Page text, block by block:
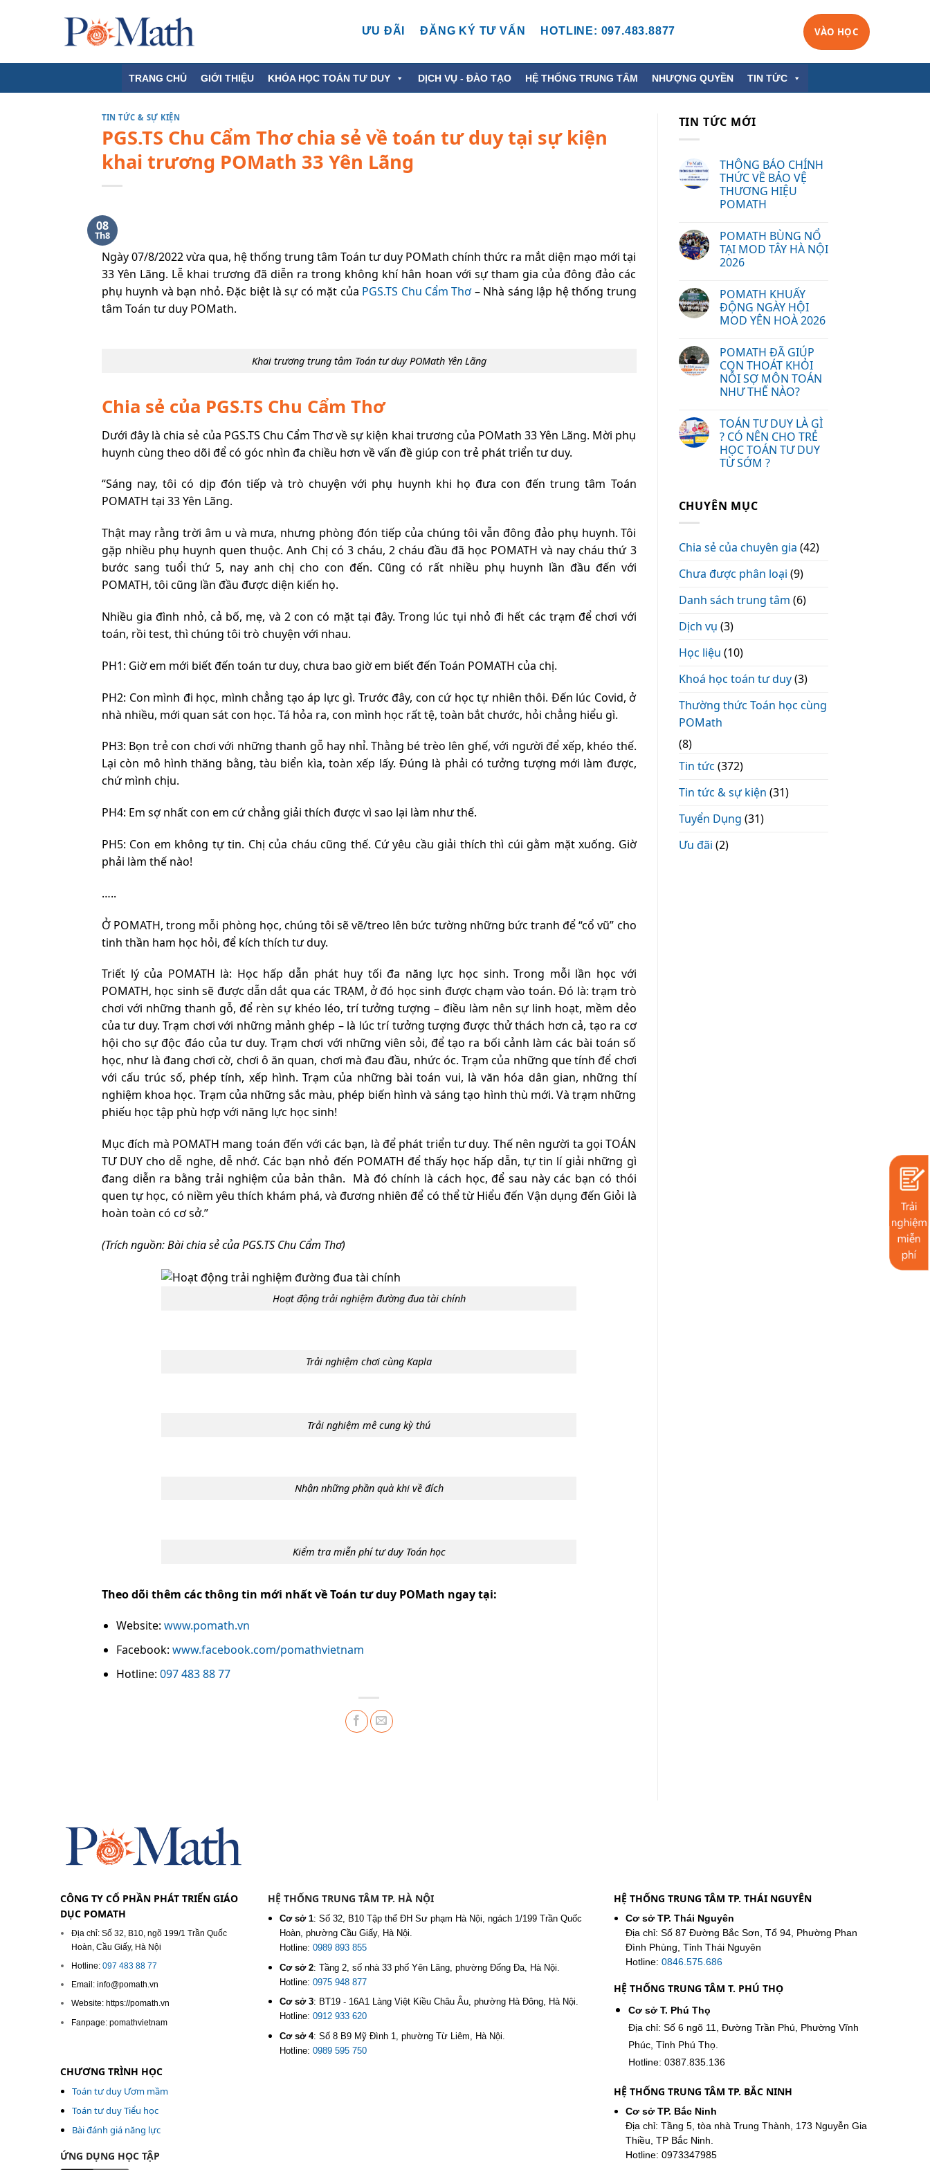
ƯU ĐÃI ĐĂNG KÝ TƯ VẤN HOTLINE: 097.483.8877 VÀO HỌC
TRANG CHỦ GIỚI THIỆU KHÓA HỌC TOÁN TƯ DUY DỊCH VỤ - ĐÀO TẠO HỆ THỐNG TRUNG TÂM NHƯỢNG QUYỀN TIN TỨC
TIN TỨC & SỰ KIỆN
PGS.TS Chu Cẩm Thơ chia sẻ về toán tư duy tại sự kiện
khai trương POMath 33 Yên Lãng
08
Th8
Ngày 07/8/2022 vừa qua, hệ thống trung tâm Toán tư duy POMath chính thức ra mắt diện mạo mới tại
33 Yên Lãng. Lễ khai trương đã diễn ra trong không khí hân hoan với sự tham gia của đông đảo các
phụ huynh và bạn nhỏ. Đặc biệt là sự có mặt của PGS.TS Chu Cẩm Thơ– Nhà sáng lập hệ thống trung
tâm Toán tư duy POMath.
Khai trương trung tâm Toán tư duy POMath Yên Lãng
Chia sẻ của PGS.TS Chu Cẩm Thơ
Dưới đây là chia sẻ của PGS.TS Chu Cẩm Thơ về sự kiện khai trương của POMath 33 Yên Lãng. Mời phụ
huynh cùng theo dõi để có góc nhìn đa chiều hơn về vấn đề giúp con trẻ phát triển tư duy.
“Sáng nay, tôi có dịp đón tiếp và trò chuyện với phụ huynh khi họ đưa con đến trung tâm Toán
POMATH tại 33 Yên Lãng.
Thật may rằng trời âm u và mưa, nhưng phòng đón tiếp của chúng tôi vẫn đông đảo phụ huynh. Tôi
gặp nhiều phụ huynh quen thuộc. Anh Chị có 3 cháu, 2 cháu đầu đã học POMATH và nay cháu thứ 3
bước sang tuổi thứ 5, nay anh chị cho con đến. Cũng có rất nhiều phụ huynh lần đầu đến với
POMATH, tôi cũng lần đầu được diện kiến họ.
Nhiều gia đình nhỏ, cả bố, mẹ, và 2 con có mặt tại đây. Trong lúc tụi nhỏ đi hết các trạm để chơi với
toán, rồi test, thì chúng tôi trò chuyện với nhau.
PH1: Giờ em mới biết đến toán tư duy, chưa bao giờ em biết đến Toán POMATH của chị.
PH2: Con mình đi học, mình chẳng tạo áp lực gì. Trước đây, con cứ học tự nhiên thôi. Đến lúc Covid, ở
nhà nhiều, mới quan sát con học. Tá hỏa ra, con mình học rất tệ, toàn bắt chước, hỏi chẳng hiểu gì.
PH3: Bọn trẻ con chơi với những thanh gỗ hay nhỉ. Thằng bé trèo lên ghế, với người để xếp, khéo thế.
Lại còn mô hình thăng bằng, tàu biển kìa, toàn xếp lấy. Đúng là phải có tưởng tượng mới làm được,
chứ mình chịu.
PH4: Em sợ nhất con em cứ chẳng giải thích được vì sao lại làm như thế.
PH5: Con em không tự tin. Chị của cháu cũng thế. Cứ yêu cầu giải thích thì cúi gằm mặt xuống. Giờ
phải làm thế nào!
…..
Ở POMATH, trong mỗi phòng học, chúng tôi sẽ vẽ/treo lên bức tường những bức tranh để “cổ vũ” cho
tinh thần ham học hỏi, để kích thích tư duy.
Triết lý của POMATH là: Học hấp dẫn phát huy tối đa năng lực học sinh. Trong mỗi lần học với
POMATH, học sinh sẽ được dẫn dắt qua các TRẠM, ở đó học sinh được chạm vào toán. Đó là: trạm trò
chơi với những thanh gỗ, để rèn sự khéo léo, trí tưởng tượng – điều làm nên sự linh hoạt, mềm dẻo
của tư duy. Trạm chơi với những mảnh ghép – là lúc trí tưởng tượng được thử thách hơn cả, tạo ra cơ
hội cho sự độc đáo của tư duy. Trạm chơi với những viên sỏi, để tạo ra bối cảnh làm các bài toán số
học, như là đang chơi cờ, chơi ô ăn quan, chơi mà đau đầu, nhức óc. Trạm của những que tính để chơi
với cấu trúc số, phép tính, xếp hình. Trạm của những bài toán vui, là văn hóa dân gian, những thí
nghiệm khoa học. Trạm của những sắc màu, phép biến hình và sáng tạo hình thù mới. Và trạm những
phiếu học tập phù hợp với năng lực học sinh!
Mục đích mà POMATH mang toán đến với các bạn, là để phát triển tư duy. Thế nên người ta gọi TOÁN
TƯ DUY cho dễ nghe, dễ nhớ. Các bạn nhỏ đến POMATH để thấy học hấp dẫn, tự tin lí giải những gì
đang diễn ra bằng trải nghiệm của bản thân. Mà đó chính là cách học, để sau này các bạn có thói
quen tự học, có niềm yêu thích khám phá, và đương nhiên để có thể từ Hiểu đến Vận dụng đến Giỏi là
hoàn toàn có cơ sở.”
(Trích nguồn: Bài chia sẻ của PGS.TS Chu Cẩm Thơ)
Hoạt động trải nghiệm đường đua tài chính
Trải nghiệm chơi cùng Kapla
Trải nghiệm mê cung kỳ thú
Nhận những phần quà khi về đích
Kiểm tra miễn phí tư duy Toán học
Theo dõi thêm các thông tin mới nhất về Toán tư duy POMath ngay tại:
Website: www.pomath.vn
Facebook: www.facebook.com/pomathvietnam
Hotline: 097 483 88 77
TIN TỨC MỚI
THÔNG BÁO CHÍNH
THỨC VỀ BẢO VỆ
THƯƠNG HIỆU
POMATH
POMATH BÙNG NỔ
TẠI MOD TÂY HÀ NỘI
2026
POMATH KHUẤY
ĐỘNG NGÀY HỘI
MOD YÊN HOÀ 2026
POMATH ĐÃ GIÚP
CON THOÁT KHỎI
NỖI SỢ MÔN TOÁN
NHƯ THẾ NÀO?
TOÁN TƯ DUY LÀ GÌ
? CÓ NÊN CHO TRẺ
HỌC TOÁN TƯ DUY
TỪ SỚM ?
CHUYÊN MỤC
Chia sẻ của chuyên gia (42)
Chưa được phân loại (9)
Danh sách trung tâm (6)
Dịch vụ (3)
Học liệu (10)
Khoá học toán tư duy(3)
Thường thức Toán học cùng
POMath
(8)
Tin tức (372)
Tin tức & sự kiện (31)
Tuyển Dụng (31)
Ưu đãi (2)
CÔNG TY CỔ PHẦN PHÁT TRIỂN GIÁO
DỤC POMATH
Địa chỉ: Số 32, B10, ngõ 199/1 Trần Quốc
Hoàn, Cầu Giấy, Hà Nội
Hotline: 097 483 88 77
Email: info@pomath.vn
Website: https://pomath.vn
Fanpage: pomathvietnam
CHƯƠNG TRÌNH HỌC
Toán tư duy Ươm mầm
Toán tư duy Tiểu học
Bài đánh giá năng lực
ỨNG DỤNG HỌC TẬP
HỆ THỐNG TRUNG TÂM TP. HÀ NỘI
Cơ sở 1: Số 32, B10 Tập thể ĐH Sư phạm Hà Nội, ngách 1/199 Trần Quốc
Hoàn, phường Cầu Giấy, Hà Nội.
Hotline: 0989 893 855
Cơ sở 2: Tầng 2, số nhà 33 phố Yên Lãng, phường Đống Đa, Hà Nội.
Hotline: 0975 948 877
Cơ sở 3: BT19 - 16A1 Làng Việt Kiều Châu Âu, phường Hà Đông, Hà Nội.
Hotline: 0912 933 620
Cơ sở 4: Số 8 B9 Mỹ Đình 1, phường Từ Liêm, Hà Nội.
Hotline: 0989 595 750
HỆ THỐNG TRUNG TÂM TP. THÁI NGUYÊN
Cơ sở TP. Thái Nguyên
Địa chỉ: Số 87 Đường Bắc Sơn, Tổ 94, Phường Phan
Đình Phùng, Tỉnh Thái Nguyên
Hotline: 0846.575.686
HỆ THỐNG TRUNG TÂM T. PHÚ THỌ
Cơ sở T. Phú Thọ
Địa chỉ: Số 6 ngõ 11, Đường Trần Phú, Phường Vĩnh
Phúc, Tỉnh Phú Thọ.
Hotline: 0387.835.136
HỆ THỐNG TRUNG TÂM TP. BẮC NINH
Cơ sở TP. Bắc Ninh
Địa chỉ: Tầng 5, tòa nhà Trung Thành, 173 Nguyễn Gia
Thiều, TP Bắc Ninh.
Hotline: 0973347985